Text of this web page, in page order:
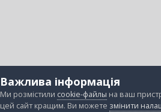
Важлива інформація
Ми розмістили cookie-файлы на ваш
цей сайт кращим. Ви можете змінити